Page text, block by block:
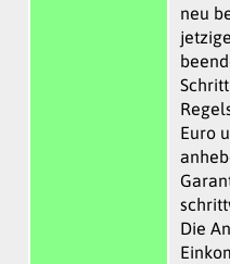
neu
Euro
Die